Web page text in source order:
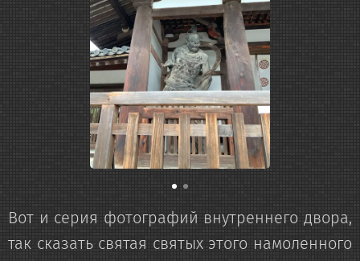
Вот и серия фотографий внутреннего двора,
так сказать святая святых этого намоленного